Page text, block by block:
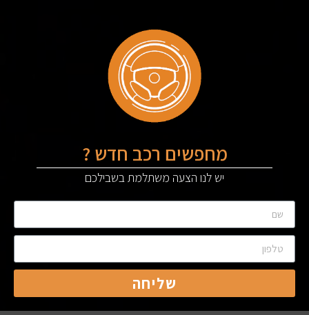
מחפשים רכב חדש ?
יש לנו הצעה משתלמת בשבילכם
שליחה